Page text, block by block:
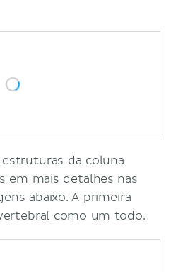
da coluna
em mais detalhes nas
abaixo. A primeira
como um todo.